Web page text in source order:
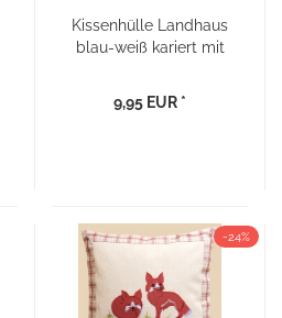
Kissenhülle Landhaus
blau-weiß kariert mit
9,95 EUR *
-24%